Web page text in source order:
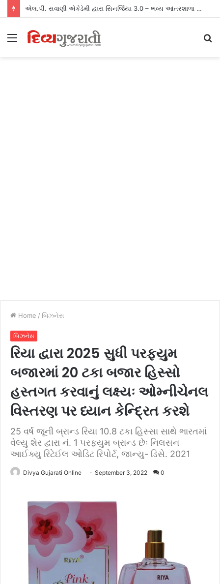
એલ.પી. સવાણી એકેડેમી દ્વારા સિનર્જિયા 3.0 – ભવ્ય આંતરશાળા રમતોત્સવનું આયોજન
Menu
Home / બિઝનેસ
બિઝનેસ
રિયા દ્વારા 2025 સુધી પરફ્યુમ
બજારમાં 20 ટકા બજાર હિસ્સો
હસ્તગત કરવાનું લક્ષ્યઃ ઓમ્નીચેનલ
વિસ્તરણ પર ધ્યાન કેન્દ્રિત કરશે
25 વર્ષ જૂની બ્રાન્ડ રિયા 10.8 ટકા હિસ્સા સાથે ભારતમાં
વેલ્યુ શેર દ્વારા નં. 1 પરફ્યુમ બ્રાન્ડ છેઃ નિલસન
આઈક્યુ રિટેઈલ ઓડિટ રિપોર્ટ, જાન્યુ- ડિસે. 2021
Divya Gujarati Online September 3, 2022 0